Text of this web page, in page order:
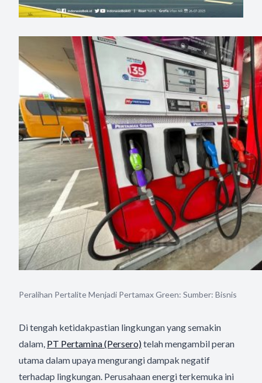
Peralihan Pertalite Menjadi Pertamax Green: Sumber: Bisnis
Di tengah ketidakpastian lingkungan yang semakin
dalam, PT Pertamina (Persero)telah mengambil peran
utama dalam upaya mengurangi dampak negatif
terhadap lingkungan. Perusahaan energi terkemuka ini